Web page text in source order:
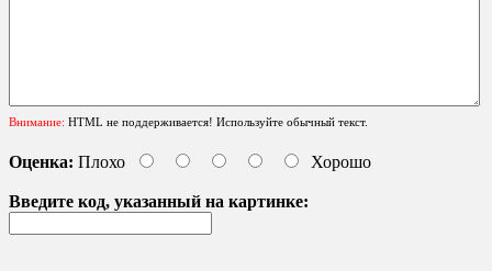
Внимание: HTML не поддерживается! Используйте обычный текст.
Оценка: Плохо Хорошо
Введите код, указанный на картинке: